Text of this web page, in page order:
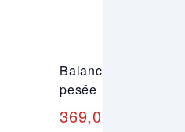
Balance
pesée
369,00 €